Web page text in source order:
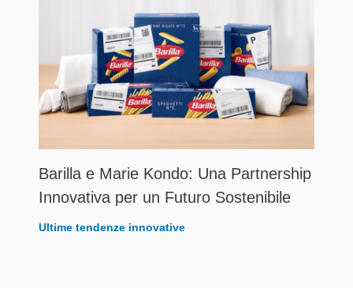
Barilla e Marie Kondo: Una Partnership
Innovativa per un Futuro Sostenibile
Ultime tendenze innovative